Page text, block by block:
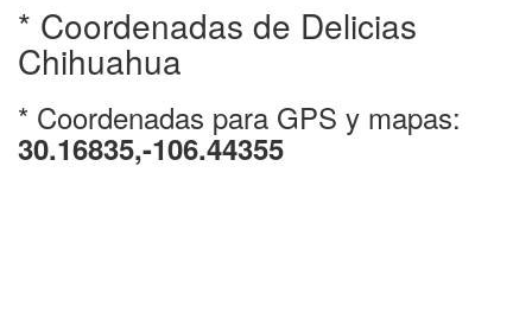
* Coordenadas de Delicias
Chihuahua
* Coordenadas para GPS y mapas:
30.16835,-106.44355